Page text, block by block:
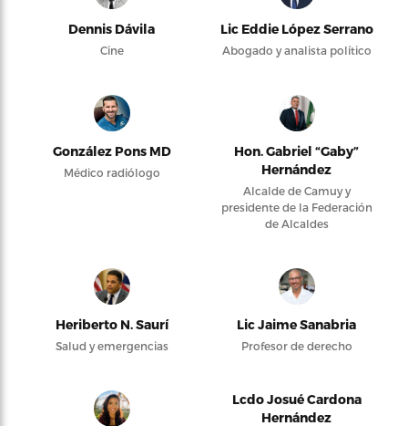
Dennis Dávila
Cine
Lic Eddie López Serrano
Abogado y analista político
González Pons MD
Médico radiólogo
Hon. Gabriel “Gaby”
Hernández
Alcalde de Camuy y
presidente de la Federación
de Alcaldes
Heriberto N. Saurí
Salud y emergencias
Lic Jaime Sanabria
Profesor de derecho
Lcdo Josué Cardona
Hernández